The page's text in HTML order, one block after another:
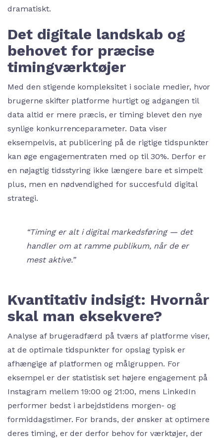
dramatiskt.
Det digitale landskab og
behovet for præcise
timingværktøjer
Med den stigende kompleksitet i sociale medier, hvor
brugerne skifter platforme hurtigt og adgangen til
data altid er mere præcis, er timing blevet den nye
synlige konkurrenceparameter. Data viser
eksempelvis, at publicering på de rigtige tidspunkter
kan øge engagementraten med op til 30%. Derfor er
en nøjagtig tidsstyring ikke længere bare et simpelt
plus, men en nødvendighed for succesfuld digital
strategi.
“Timing er alt i digital markedsføring — det
handler om at ramme publikum, når de er
mest aktive.”
Kvantitativ indsigt: Hvornår
skal man eksekvere?
Analyse af brugeradfærd på tværs af platforme viser,
at de optimale tidspunkter for opslag typisk er
afhængige af platformen og målgruppen. For
eksempel er der statistisk set højere engagement på
Instagram mellem 19:00 og 21:00, mens LinkedIn
performer bedst i arbejdstidens morgen- og
formiddagstimer. For brands, der ønsker at optimere
deres timing, er der derfor behov for værktøjer, der